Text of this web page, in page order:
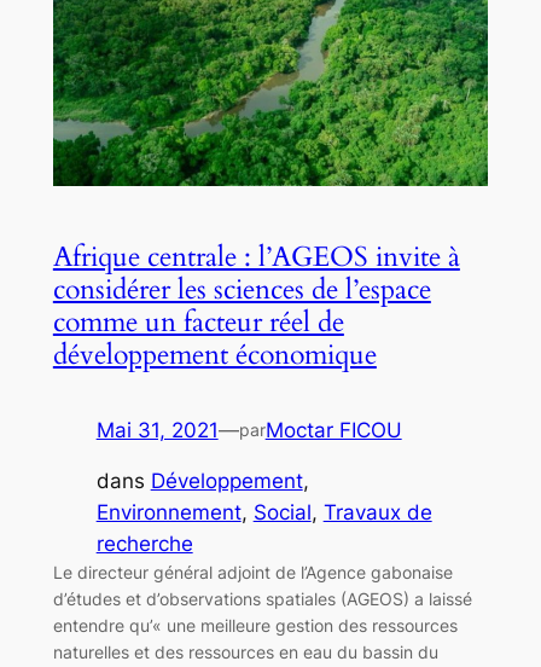
Afrique centrale : l’AGEOS invite à
considérer les sciences de l’espace
comme un facteur réel de
développement économique
Mai 31, 2021—parMoctar FICOU
dans Développement
Environnement, Social, Travaux de
recherche
Le directeur général adjoint de l’Agence gabonaise
d’études et d’observations spatiales (AGEOS) a laissé
entendre qu’« une meilleure gestion des ressources
naturelles et des ressources en eau du bassin du